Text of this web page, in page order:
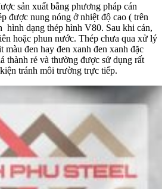
sản xuất bằng phương pháp cán
được nung nóng ở nhiệt độ cao ( trên
hình dạng thép hình V80. Sau khi cán,
hoặc phun nước. Thép chưa qua xử lý
đen hay đen xanh đen xanh đặc
thành rẻ và thường được sử dụng rất
tránh môi trường trực tiếp.